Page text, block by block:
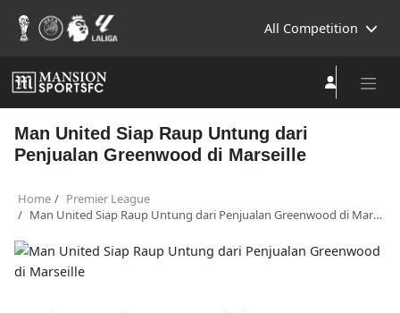
All Competition
Man United Siap Raup Untung dari
Penjualan Greenwood di Marseille
Home
Premier League
Man United Siap Raup Untung dari Penjualan Greenwood di Marseille